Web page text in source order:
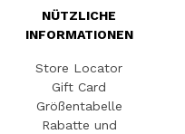
NÜTZLICHE
INFORMATIONEN
Store Locator
Gift Card
Größentabelle
Rabatte und